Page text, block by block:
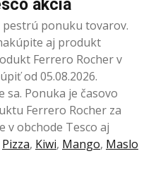
akcia
pestrú ponuku tovarov.
aj produkt
Ferrero Rocher v
od 05.08.2026.
Ponuka je časovo
Ferrero Rocher za
v obchode Tesco aj
Pizza, Kiwi, Mango, Maslo